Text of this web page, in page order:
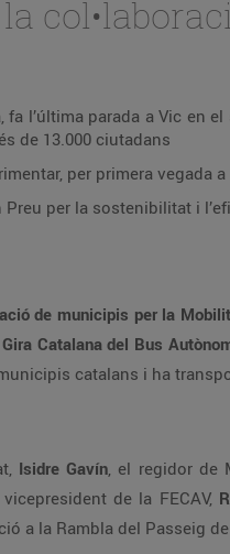
fa l’última parada a Vic
de 13.000 ciutadans
per primera vegada
per la sostenibilitat i
de municipis per la
Catalana del Bus
catalans i ha
Isidre Gavín, el regidor de
de la FECAV,
a la Rambla del Passeig